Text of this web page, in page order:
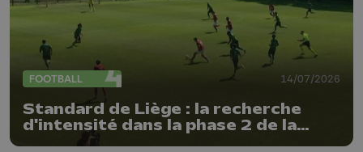
FOOTBALL 14/07/2026
Standard de Liège : la recherche
d'intensité dans la phase 2 de la
préparation